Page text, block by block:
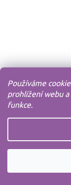
Používáme
prohlížení webu
funkce.